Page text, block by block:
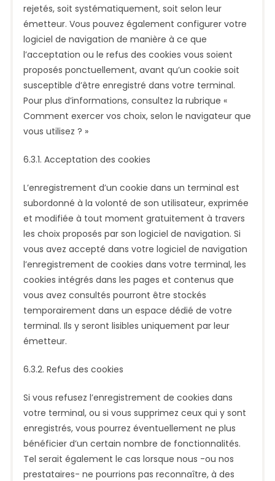
rejetés, soit systématiquement, soit selon leur
émetteur. Vous pouvez également configurer votre
logiciel de navigation de manière à ce que
l’acceptation ou le refus des cookies vous soient
proposés ponctuellement, avant qu’un cookie soit
susceptible d’être enregistré dans votre terminal.
Pour plus d’informations, consultez la rubrique «
Comment exercer vos choix, selon le navigateur que
vous utilisez ? »
6.3.1. Acceptation des cookies
L’enregistrement d’un cookie dans un terminal est
subordonné à la volonté de son utilisateur, exprimée
et modifiée à tout moment gratuitement à travers
les choix proposés par son logiciel de navigation. Si
vous avez accepté dans votre logiciel de navigation
l’enregistrement de cookies dans votre terminal, les
cookies intégrés dans les pages et contenus que
vous avez consultés pourront être stockés
temporairement dans un espace dédié de votre
terminal. Ils y seront lisibles uniquement par leur
émetteur.
6.3.2. Refus des cookies
Si vous refusez l’enregistrement de cookies dans
votre terminal, ou si vous supprimez ceux qui y sont
enregistrés, vous pourrez éventuellement ne plus
bénéficier d’un certain nombre de fonctionnalités.
Tel serait également le cas lorsque nous -ou nos
prestataires- ne pourrions pas reconnaître, à des